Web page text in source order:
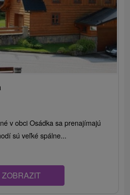
v obci Osádka sa prenajímajú
sú veľké spálne...
ZOBRAZIT